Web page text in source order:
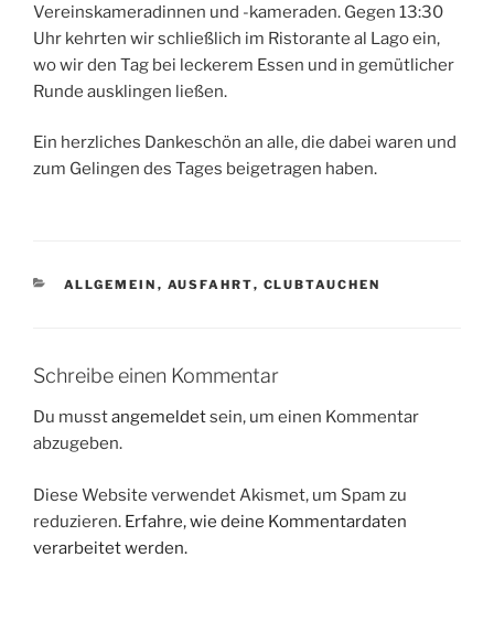
Vereinskameradinnen und -kameraden. Gegen 13:30
Uhr kehrten wir schließlich im Ristorante al Lago ein,
wo wir den Tag bei leckerem Essen und in gemütlicher
Runde ausklingen ließen.
Ein herzliches Dankeschön an alle, die dabei waren und
zum Gelingen des Tages beigetragen haben.
KATEGORIEN
ALLGEMEIN , AUSFAHRT, CLUBTAUCHEN
Schreibe einen Kommentar
Du musstangemeldetsein, um einen Kommentar
abzugeben.
Diese Website verwendet Akismet, um Spam zu
reduzieren. Erfahre, wie deine Kommentardaten
verarbeitet werden.